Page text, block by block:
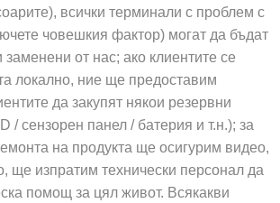
всички терминали с проблем с
човешкия фактор) могат да бъдат
от нас; ако клиентите се
локално, ние ще предоставим
да закупят някои резервни
/ сензорен панел / батерия и т.н.); за
на продукта ще осигурим видео,
ще изпратим технически персонал да
помощ за цял живот. Всякакви